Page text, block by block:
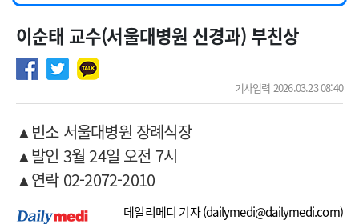
[이대목동병원] 하반기 전공의(레지던트1년차) 모집
[서울아산병원] 2026년 하반기 인턴 모집
[영남대학교의료원] 마취통증의학과 임기제 임상의사 채용
이순태 교수(서울대병원 신경과) 부친상
기사입력 2026.03.23 08:40
▲빈소 서울대병원 장례식장
▲발인 3월 24일 오전 7시
▲연락 02-2072-2010
데일리메디 기자 (dailymedi@dailymedi.com)